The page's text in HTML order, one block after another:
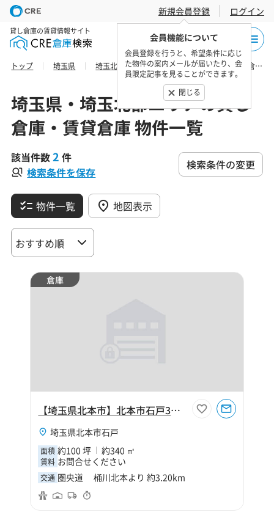
新規会員登録
会員機能について
会員登録を行うと、希望条件に応じ
た物件の案内メールが届いたり、会
員限定記事を見ることができます。
閉じる
ログイン
貸し倉庫の賃貸情報サイト
トップ 埼玉県 埼玉北部エリア 北本市の貸し倉庫・賃貸倉庫 物件一覧
埼玉県・埼玉北部エリアの貸し
倉庫・賃貸倉庫 物件一覧
該当件数2 件
検索条件を保存
検索条件の変更
物件一覧 地図表示
倉庫
【埼玉県北本市】北本市石戸3丁目100坪倉庫
埼玉県北本市石戸
面積 約100 坪 約340 ㎡
賃料 お問合せください
交通 圏央道 桶川北本より 約3.20km